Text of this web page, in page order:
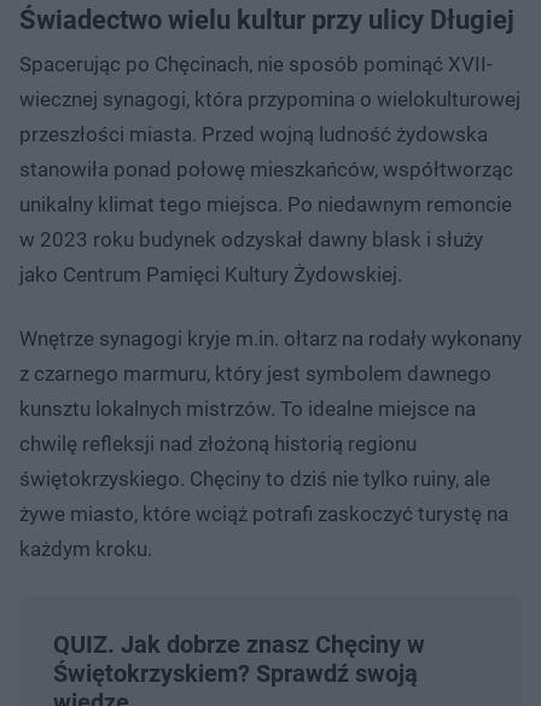
Świadectwo wielu kultur przy ulicy Długiej
Spacerując po Chęcinach, nie sposób pominąć XVII-
wiecznej synagogi, która przypomina o wielokulturowej
przeszłości miasta. Przed wojną ludność żydowska
stanowiła ponad połowę mieszkańców, współtworząc
unikalny klimat tego miejsca. Po niedawnym remoncie
w 2023 roku budynek odzyskał dawny blask i służy
jako Centrum Pamięci Kultury Żydowskiej.
Wnętrze synagogi kryje m.in. ołtarz na rodały wykonany
z czarnego marmuru, który jest symbolem dawnego
kunsztu lokalnych mistrzów. To idealne miejsce na
chwilę refleksji nad złożoną historią regionu
świętokrzyskiego. Chęciny to dziś nie tylko ruiny, ale
żywe miasto, które wciąż potrafi zaskoczyć turystę na
każdym kroku.
QUIZ. Jak dobrze znasz Chęciny w
Świętokrzyskiem? Sprawdź swoją